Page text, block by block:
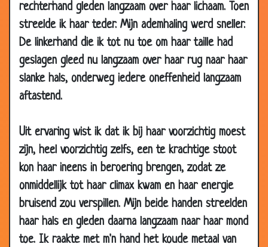
rechterhand gleden langzaam over haar lichaam. Toen
streelde ik haar teder. Mijn ademhaling werd sneller.
De linkerhand die ik tot nu toe om haar taille had
geslagen gleed nu langzaam over haar rug naar haar
slanke hals, onderweg iedere oneffenheid langzaam
aftastend.
Uit ervaring wist ik dat ik bij haar voorzichtig moest
zijn, heel voorzichtig zelfs, een te krachtige stoot
kon haar ineens in beroering brengen, zodat ze
onmiddellijk tot haar climax kwam en haar energie
bruisend zou verspillen. Mijn beide handen streelden
haar hals en gleden daarna langzaam naar haar mond
toe. Ik raakte met m'n hand het koude metaal van
10 Dec
2007
Alles bruinen 2.67
10 Dec
2007
Ruzie tijdens het diner 3.32
06 Dec
2007
Waarom... 2.75
2007
06 Dec
2007
Uit eten 3.81
03 Dec
2007
Toevallig 3.57
03 Dec
2007
Motten bestrijding 3.54